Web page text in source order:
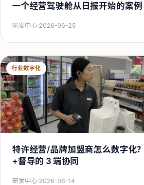
一个经营驾驶舱从日报开始的案例
研发中心·2026-06-25
行业数字化
特许经营/品牌加盟商怎么数字化
+督导的 3 端协同
研发中心·2026-06-14